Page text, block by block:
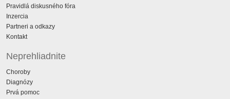
Pravidlá diskusného fóra
Inzercia
Partneri a odkazy
Kontakt
Neprehliadnite
Choroby
Diagnózy
Prvá pomoc